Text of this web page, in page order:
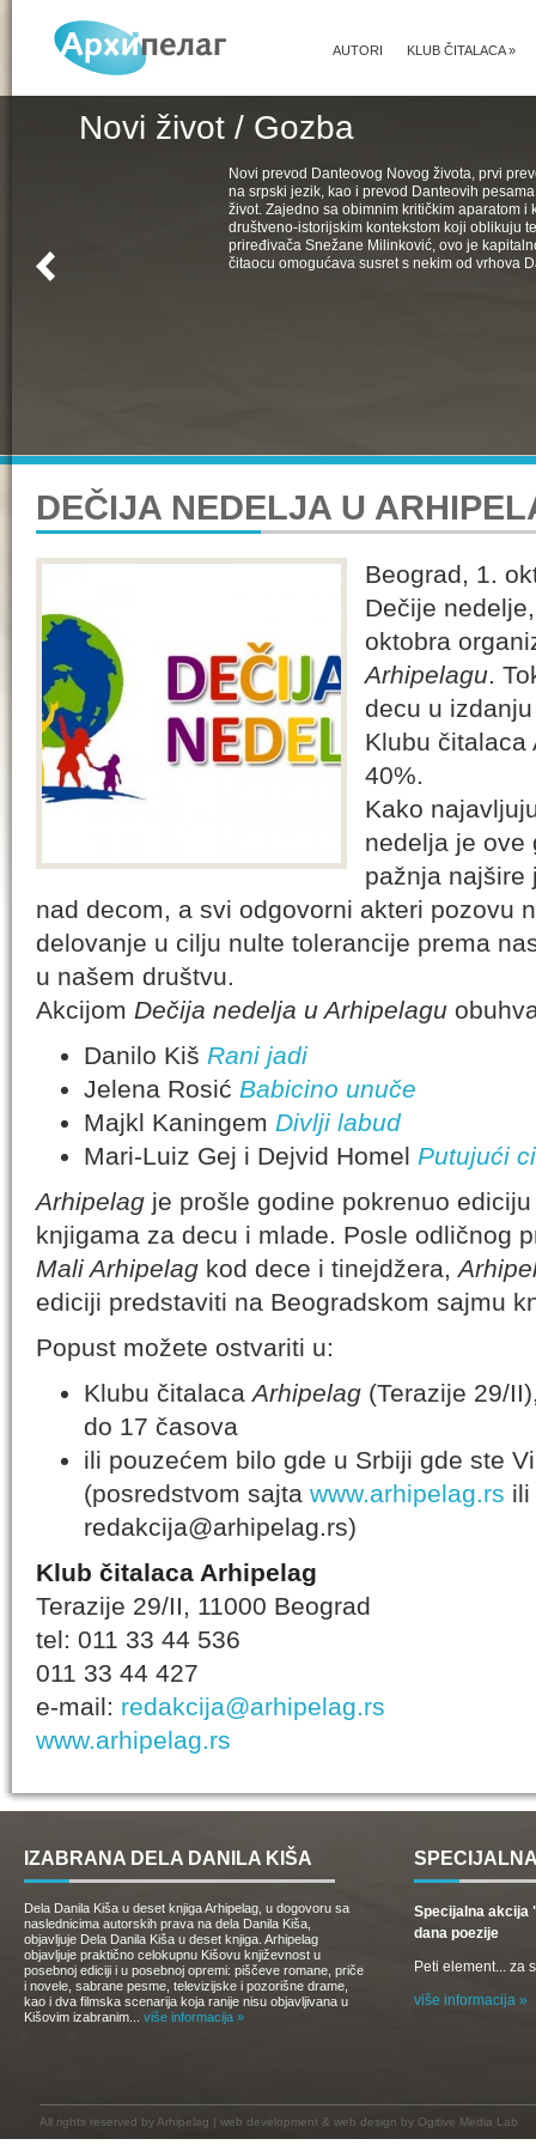
KLUB ČITALACA»
AUTORI
Novi život / Gozba
Novi prevod Danteovog Novog života, prvi
na srpski jezik, kao i prevod Danteovih
život. Zajedno sa obimnim kritičkim aparatom i
društveno-istorijskim kontekstom koji oblikuju
priređivača Snežane Milinković, ovo je
čitaocu omogućava susret s nekim od vrhova
DEČIJA NEDELJA U
Beograd, 1.
Dečije
oktobra
Arhipelagu.
decu u
Klubu čitalaca
40%.
Kako
nedelja je ove
pažnja najšire
nad decom, a svi odgovorni akteri pozovu
delovanje u cilju nulte tolerancije prema
u našem društvu.
Akcijom Dečija nedelja u Arhipelagu
Danilo Kiš Rani jadi
Jelena Rosić Babicino unuče
Majkl Kaningem Divlji labud
Mari-Luiz Gej i Dejvid Homel Putujući
Arhipelag je prošle godine pokrenuo
knjigama za decu i mlade. Posle odličnog
Mali Arhipelag kod dece i tinejdžera,
ediciji predstaviti na Beogradskom sajmu
Popust možete ostvariti u:
Klubu čitalacaArhipelag (Terazije 29/
do 17 časova
ili pouzećem bilo gde u Srbiji gde ste
(posredstvom sajta www.arhipelag.rs ili
redakcija@arhipelag.rs)
Klub čitalaca Arhipelag
Terazije 29/II, 11000 Beograd
tel: 011 33 44 536
011 33 44 427
e-mail: redakcija@arhipelag.rs
www.arhipelag.rs
IZABRANA DELA DANILA KIŠA
Dela Danila Kiša u deset knjiga Arhipelag, u dogovoru sa
naslednicima autorskih prava na dela Danila Kiša,
objavljuje Dela Danila Kiša u deset knjiga. Arhipelag
objavljuje praktično celokupnu Kišovu književnost u
posebnoj ediciji i u posebnoj opremi: piščeve romane, priče
i novele, sabrane pesme, televizijske i pozorišne drame,
kao i dva filmska scenarija koja ranije nisu objavljivana u
Kišovim izabranim... više informacija »
Specijalna akcija
dana poezije
Peti element... za
više informacija »
All rights reserved by Arhipelag | web development & web design by Ogitive Media Lab